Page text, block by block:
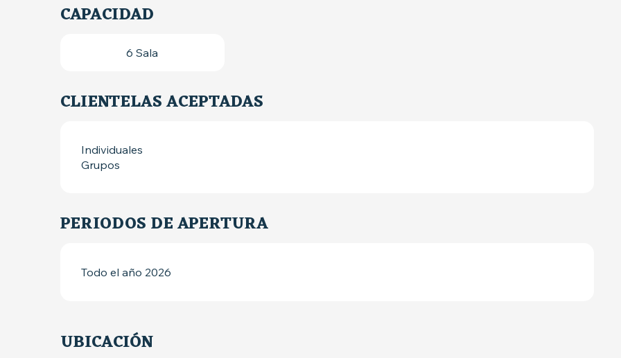
CAPACIDAD
6 Sala
CLIENTELAS ACEPTADAS
Individuales
Grupos
PERIODOS DE APERTURA
Todo el año 2026
UBICACIÓN